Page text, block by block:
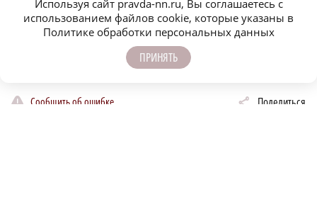
настоящее время в Нижнем Новгороде работают три парковки
закрытого типа: на площади Горького, на улице Ковалихинской и
около Московского вокзала. В тестовом режиме в 2021 году были
запущены платные парковки открытого типа на центральных
Сообщить об ошибке Поделиться
Используя сайт pravda-nn.ru, Вы соглашаетесь с
использованием файлов cookie, которые указаны в
Политике обработки персональных данных
ПРИНЯТЬ